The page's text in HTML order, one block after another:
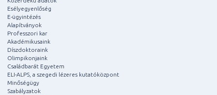
Esélyegyenlőség
E-ügyintézés
Alapítványok
Professzori kar
Akadémikusaink
Díszdoktoraink
Olimpikonjaink
Családbarát Egyetem
ELI-ALPS, a szegedi lézeres kutatóközpont
Minőségügy
Szabályzatok